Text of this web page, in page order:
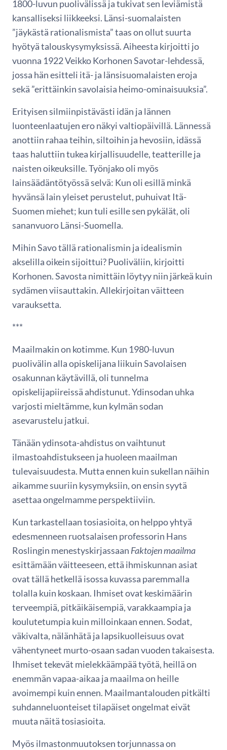
1800-luvun puolivälissä ja tukivat sen leviämistä
kansalliseksi liikkeeksi. Länsi-suomalaisten
”jäykästä rationalismista” taas on ollut suurta
hyötyä talouskysymyksissä. Aiheesta kirjoitti jo
vuonna 1922 Veikko Korhonen Savotar-lehdessä,
jossa hän esitteli itä- ja länsisuomalaisten eroja
sekä ”erittäinkin savolaisia heimo-ominaisuuksia”.
Erityisen silmiinpistävästi idän ja lännen
luonteenlaatujen ero näkyi valtiopäivillä. Lännessä
anottiin rahaa teihin, siltoihin ja hevosiin, idässä
taas haluttiin tukea kirjallisuudelle, teatterille ja
naisten oikeuksille. Työnjako oli myös
lainsäädäntötyössä selvä: Kun oli esillä minkä
hyvänsä lain yleiset perustelut, puhuivat Itä-
Suomen miehet; kun tuli esille sen pykälät, oli
sananvuoro Länsi-Suomella.
Mihin Savo tällä rationalismin ja idealismin
akselilla oikein sijoittui? Puoliväliin, kirjoitti
Korhonen. Savosta nimittäin löytyy niin järkeä kuin
sydämen viisauttakin. Allekirjoitan väitteen
varauksetta.
***
Maailmakin on kotimme. Kun 1980-luvun
puolivälin alla opiskelijana liikuin Savolaisen
osakunnan käytävillä, oli tunnelma
opiskelijapiireissä ahdistunut. Ydinsodan uhka
varjosti mieltämme, kun kylmän sodan
asevarustelu jatkui.
Tänään ydinsota-ahdistus on vaihtunut
ilmastoahdistukseen ja huoleen maailman
tulevaisuudesta. Mutta ennen kuin sukellan näihin
aikamme suuriin kysymyksiin, on ensin syytä
asettaa ongelmamme perspektiiviin.
Kun tarkastellaan tosiasioita, on helppo yhtyä
edesmenneen ruotsalaisen professorin Hans
Roslingin menestyskirjassaan Faktojen maailma
esittämään väitteeseen, että ihmiskunnan asiat
ovat tällä hetkellä isossa kuvassa paremmalla
tolalla kuin koskaan. Ihmiset ovat keskimäärin
terveempiä, pitkäikäisempiä, varakkaampia ja
koulutetumpia kuin milloinkaan ennen. Sodat,
väkivalta, nälänhätä ja lapsikuolleisuus ovat
vähentyneet murto-osaan sadan vuoden takaisesta.
Ihmiset tekevät mielekkäämpää työtä, heillä on
enemmän vapaa-aikaa ja maailma on heille
avoimempi kuin ennen. Maailmantalouden pitkälti
suhdanneluonteiset tilapäiset ongelmat eivät
muuta näitä tosiasioita.
Myös ilmastonmuutoksen torjunnassa on